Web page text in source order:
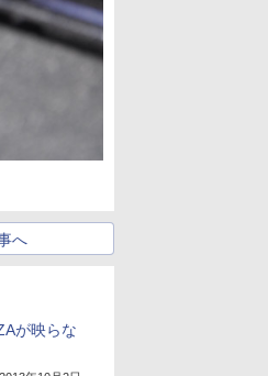
へ
が映らな